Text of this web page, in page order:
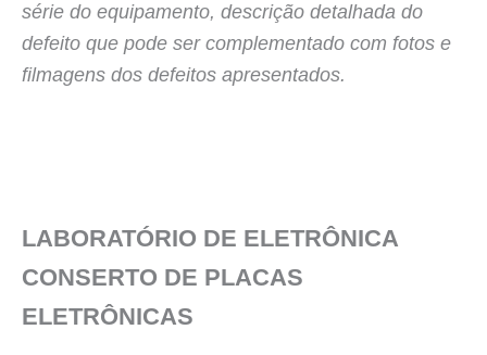
série do equipamento, descrição detalhada do
defeito que pode ser complementado com fotos e
filmagens dos defeitos apresentados.
LABORATÓRIO DE ELETRÔNICA
CONSERTO DE PLACAS
ELETRÔNICAS